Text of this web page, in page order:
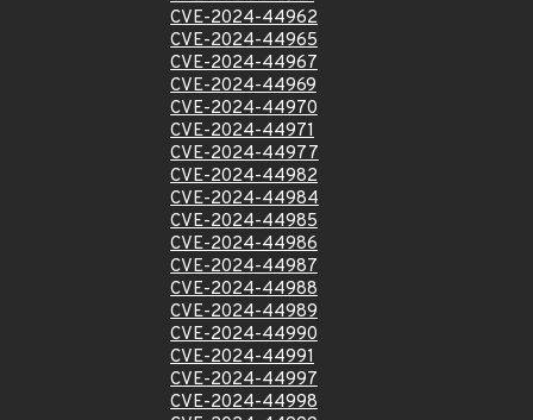
CVE-2024-44962
CVE-2024-44965
CVE-2024-44967
CVE-2024-44969
CVE-2024-44970
CVE-2024-44971
CVE-2024-44977
CVE-2024-44982
CVE-2024-44984
CVE-2024-44985
CVE-2024-44986
CVE-2024-44987
CVE-2024-44988
CVE-2024-44989
CVE-2024-44990
CVE-2024-44991
CVE-2024-44997
CVE-2024-44998